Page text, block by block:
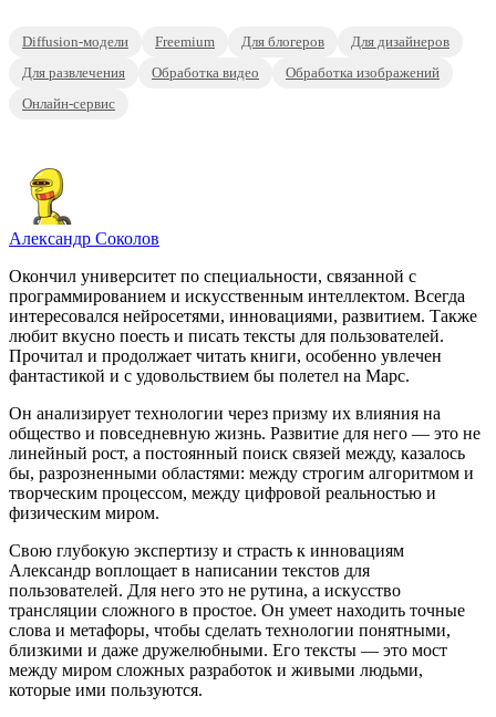
Diffusion-модели Freemium Для блогеров
Для дизайнеров
Для развлечения
Обработка видео
Обработка изображений
Онлайн-сервис
Александр Соколов
Окончил университет по специальности, связанной с
программированием и искусственным интеллектом. Всегда
интересовался нейросетями, инновациями, развитием. Также
любит вкусно поесть и писать тексты для пользователей.
Прочитал и продолжает читать книги, особенно увлечен
фантастикой и с удовольствием бы полетел на Марс.
Он анализирует технологии через призму их влияния на
общество и повседневную жизнь. Развитие для него — это не
линейный рост, а постоянный поиск связей между, казалось
бы, разрозненными областями: между строгим алгоритмом и
творческим процессом, между цифровой реальностью и
физическим миром.
Свою глубокую экспертизу и страсть к инновациям
Александр воплощает в написании текстов для
пользователей. Для него это не рутина, а искусство
трансляции сложного в простое. Он умеет находить точные
слова и метафоры, чтобы сделать технологии понятными,
близкими и даже дружелюбными. Его тексты — это мост
между миром сложных разработок и живыми людьми,
которые ими пользуются.